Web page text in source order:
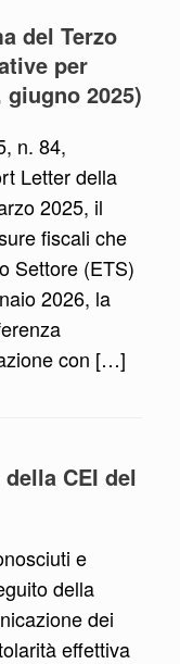
del Terzo
per
2025)
n. 84,
Letter della
2025, il
fiscali che
Settore (ETS)
2026, la
con […]
CEI del
e
della
dei
effettiva